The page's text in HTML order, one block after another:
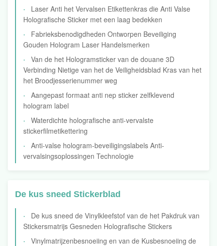
Laser Anti het Vervalsen Etikettenkras die Anti Valse
Holografische Sticker met een laag bedekken
Fabrieksbenodigdheden Ontworpen Beveiliging
Gouden Hologram Laser Handelsmerken
Van de het Hologramsticker van de douane 3D
Verbinding Nietige van het de Veiligheidsblad Kras van het
het Broodjesserienummer weg
Aangepast formaat anti nep sticker zelfklevend
hologram label
Waterdichte holografische anti-vervalste
stickerfilmetikettering
Anti-valse hologram-beveiligingslabels Anti-
vervalsingsoplossingen Technologie
De kus sneed Stickerblad
De kus sneed de Vinylkleefstof van de het Pakdruk van
Stickersmatrijs Gesneden Holografische Stickers
Vinylmatrijzenbesnoeiing en van de Kusbesnoeiing de